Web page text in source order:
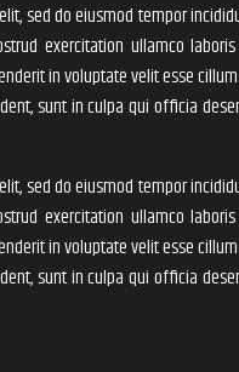
sed do eiusmod tempor
exercitation ullamco
in voluptate velit esse
sunt in culpa qui officia
sed do eiusmod tempor
exercitation ullamco
in voluptate velit esse
sunt in culpa qui officia